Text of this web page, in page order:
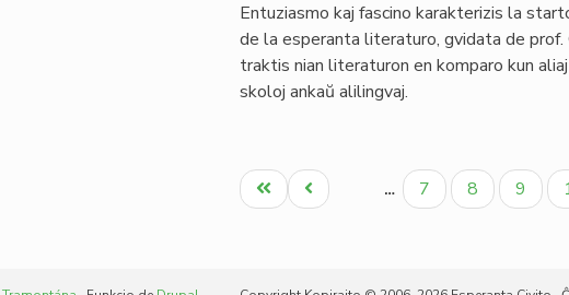
Entuziasmo kaj fascino karakterizis la
de la esperanta literaturo, gvidata de prof.
traktis nian literaturon en komparo kun
skoloj ankaŭ alilingvaj.
Pagination
Unua
paĝo
Antaŭa
paĝo
… Paĝo
7 Paĝo
8 Paĝo
9